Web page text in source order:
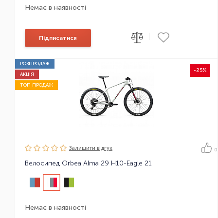
Немає в наявності
Підписатися
РОЗПРОДАЖ
-25%
АКЦІЯ
ТОП ПРОДАЖ
Залишити вiдгук 0
Велосипед Orbea Alma 29 H10-Eagle 21
Немає в наявності